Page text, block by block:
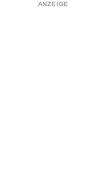
ANZEIGE